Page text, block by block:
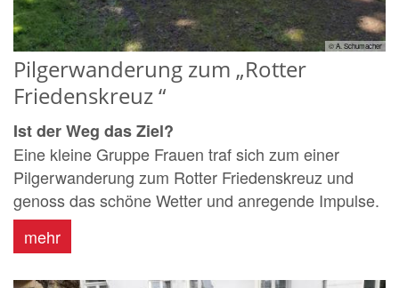
© A. Schumacher
Pilgerwanderung zum „Rotter
Friedenskreuz “
Ist der Weg das Ziel?
Eine kleine Gruppe Frauen traf sich zum einer
Pilgerwanderung zum Rotter Friedenskreuz und
genoss das schöne Wetter und anregende Impulse.
mehr